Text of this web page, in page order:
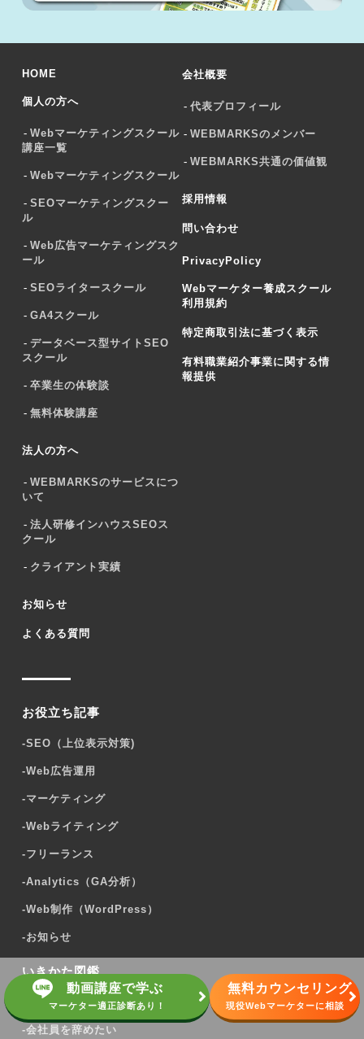
HOME
個人の方へ
Webマーケティングスクール
講座一覧
Webマーケティングスクール
SEOマーケティングスクー
ル
Web広告マーケティングスク
ール
SEOライタースクール
GA4スクール
データベース型サイトSEO
スクール
卒業生の体験談
無料体験講座
法人の方へ
WEBMARKSのサービスにつ
いて
法人研修インハウスSEOス
クール
クライアント実績
お知らせ
よくある質問
会社概要
代表プロフィール
WEBMARKSのメンバー
WEBMARKS共通の価値観
採用情報
問い合わせ
PrivacyPolicy
Webマーケター養成スクール
利用規約
特定商取引法に基づく表示
有料職業紹介事業に関する情
報提供
お役立ち記事
-SEO（上位表示対策)
-Web広告運用
-マーケティング
-Webライティング
-フリーランス
-Analytics（GA分析）
-Web制作（WordPress）
-お知らせ
いきかた図鑑
フリーランスになる
-会社員を辞めたい
動画講座で学ぶ
マーケター適正診断あり！
無料カウンセリング
現役Webマーケターに相談